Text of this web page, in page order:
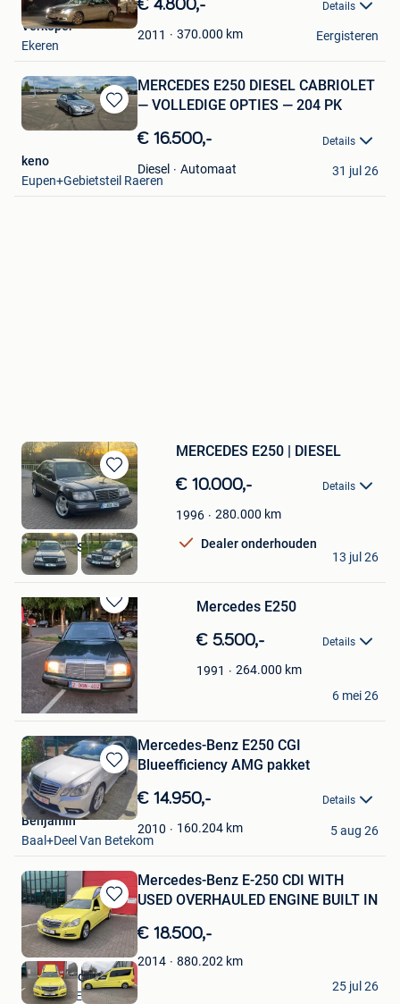
Mijn
Favorieten
€ 4.800,- Details
2011 370.000 km
Verkoper
Ekeren
Eergisteren
Bewaren
in
Favorieten
MERCEDES E250 DIESEL CABRIOLET
— VOLLEDIGE OPTIES — 204 PK
€ 16.500,- Details
Diesel Automaat
keno
Eupen+Gebietsteil Raeren
31 jul 26
Bewaren
in
Mijn
Favorieten
MERCEDES E250 | DIESEL
€ 10.000,- Details
1996 280.000 km
Dealer onderhouden
Z-MOTORS
Hoboken
13 jul 26
Bewaren
in
Mijn
Favorieten
Mercedes E250
€ 5.500,- Details
1991 264.000 km
Misho ben
Berchem
6 mei 26
Bewaren
in
Mijn
Favorieten
Mercedes-Benz E250 CGI
Blueefficiency AMG pakket
€ 14.950,- Details
2010 160.204 km
Benjamin
Baal+Deel Van Betekom
5 aug 26
Bewaren
in
Mijn
Favorieten
Mercedes-Benz E-250 CDI WITH
USED OVERHAULED ENGINE BUILT IN
€ 18.500,-
2014 880.202 km
Diac Medical
HARLINGEN
25 jul 26